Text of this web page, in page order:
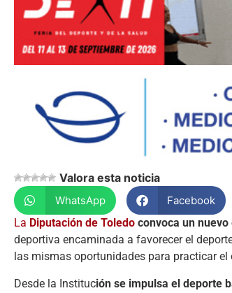
Valora esta noticia
WhatsApp Facebook
La Diputación de Toledo convoca un
deportiva encaminada a favorecer el
las mismas oportunidades para practicar el
Desde la Institución se impulsa el deporte